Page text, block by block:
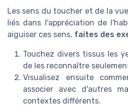
Les sens du toucher et de la
liés dans l'appréciation de
aiguiser ces sens, faites des
Touchez divers tissus les
de les reconnaître
Visualisez ensuite
associer avec d'autres
contextes différents.